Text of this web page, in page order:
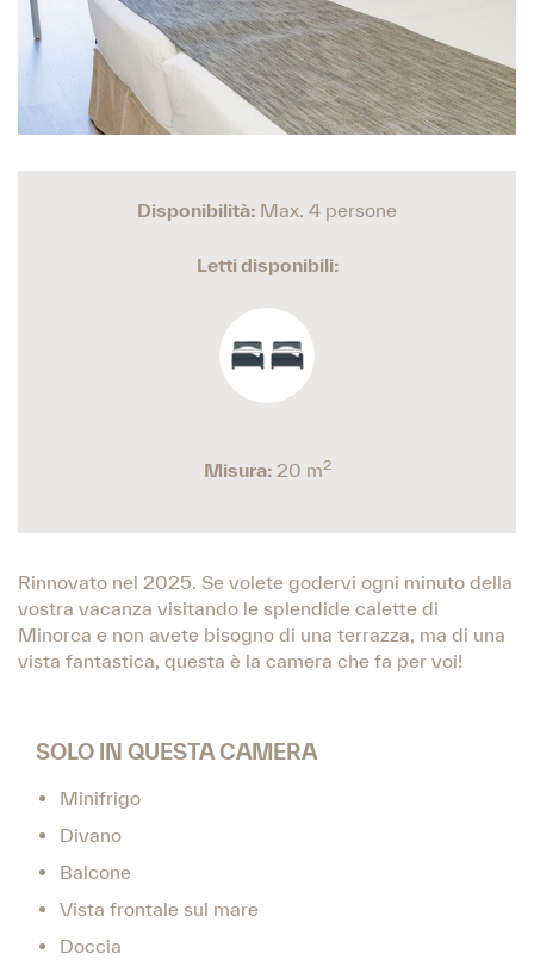
Disponibilità: Max. 4 persone
Letti disponibili:
Misura:20 m2
Rinnovato nel 2025. Se volete godervi ogni minuto della
vostra vacanza visitando le splendide calette di
Minorca e non avete bisogno di una terrazza, ma di una
vista fantastica, questa è la camera che fa per voi!
SOLO IN QUESTA CAMERA
Minifrigo
Divano
Balcone
Vista frontale sul mare
Doccia